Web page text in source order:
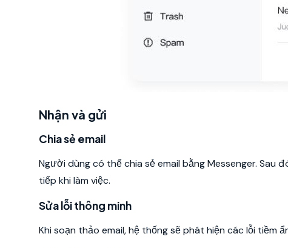
Nhận và gửi
Chia sẻ email
Người dùng có thể chia sẻ email bằng Messenger.
tiếp khi làm việc.
Sửa lỗi thông minh
Khi soạn thảo email, hệ thống sẽ phát hiện các lỗi tiềm